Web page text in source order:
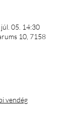
05. 14:30
10, 7158
vendég